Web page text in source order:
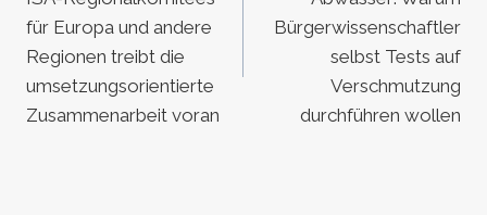
für Europa und andere
Regionen treibt die
umsetzungsorientierte
Zusammenarbeit voran
Bürgerwissenschaftler
selbst Tests auf
Verschmutzung
durchführen wollen